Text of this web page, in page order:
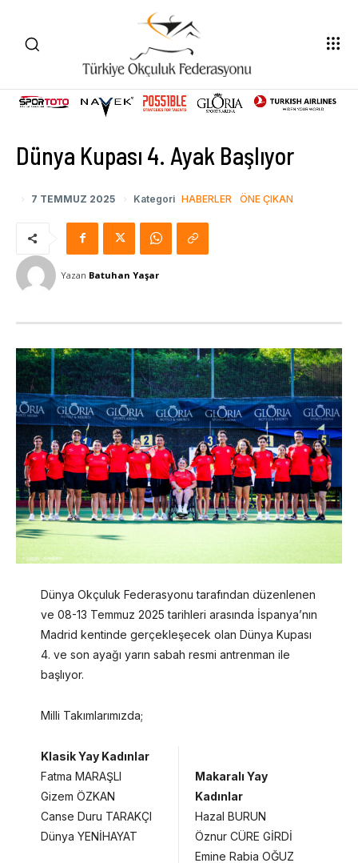
Dünya Kupası 4. Ayak Başlıyor
7 TEMMUZ 2025 Kategori HABERLER ÖNE ÇIKAN
Yazan Batuhan Yaşar
Dünya Okçuluk Federasyonu tarafından düzenlenen
ve 08-13 Temmuz 2025 tarihleri arasında İspanya’nın
Madrid kentinde gerçekleşecek olan Dünya Kupası
4. ve son ayağı yarın sabah resmi antrenman ile
başlıyor.
Milli Takımlarımızda;
Klasik Yay Kadınlar
Fatma MARAŞLI
Gizem ÖZKAN
Canse Duru TARAKÇI
Dünya YENİHAYAT
Makaralı Yay
Kadınlar
Hazal BURUN
Öznur CÜRE GİRDİ
Emine Rabia OĞUZ